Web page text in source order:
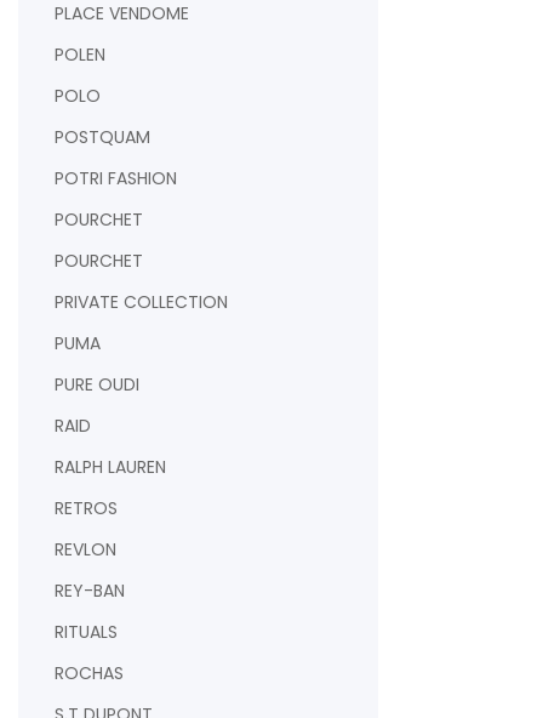
PLACE VENDOME
POLEN
POLO
POSTQUAM
POTRI FASHION
POURCHET
POURCHET
PRIVATE COLLECTION
PUMA
PURE OUDI
RAID
RALPH LAUREN
RETROS
REVLON
REY-BAN
RITUALS
ROCHAS